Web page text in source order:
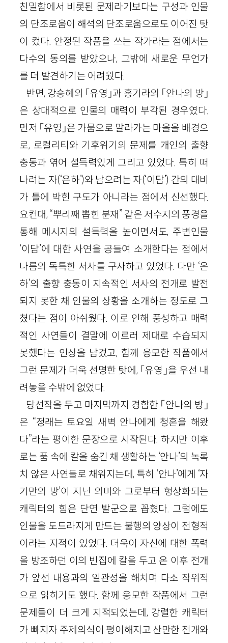
친밀함에서 비롯된 문제라기보다는 구성과 인물
의 단조로움이 해석의 단조로움으로도 이어진 탓
이 컸다. 안정된 작품을 쓰는 작가라는 점에서는
다수의 동의를 받았으나, 그밖에 새로운 무언가
를 더 발견하기는 어려웠다.
반면, 강승혜의 「유영」과 홍기라의 「안나의 방」
은 상대적으로 인물의 매력이 부각된 경우였다.
먼저 「유영」은 가뭄으로 말라가는 마을을 배경으
로, 로컬리티와 기후위기의 문제를 개인의 출향
충동과 엮어 설득력있게 그리고 있었다. 특히 떠
나려는 자(‘은하’)와 남으려는 자(‘이담’) 간의 대비
가 틀에 박힌 구도가 아니라는 점에서 신선했다.
요컨대, “뿌리째 뽑힌 분재” 같은 저수지의 풍경을
통해 메시지의 설득력을 높이면서도, 주변인물
‘이담’에 대한 사연을 공들여 소개한다는 점에서
나름의 독특한 서사를 구사하고 있었다. 다만 ‘은
하’의 출향 충동이 지속적인 서사의 전개로 발전
되지 못한 채 인물의 상황을 소개하는 정도로 그
쳤다는 점이 아쉬웠다. 이로 인해 풍성하고 매력
적인 사연들이 결말에 이르러 제대로 수습되지
못했다는 인상을 남겼고, 함께 응모한 작품에서
그런 문제가 더욱 선명한 탓에, 「유영」을 우선 내
려놓을 수밖에 없었다.
당선작을 두고 마지막까지 경합한 「안나의 방」
은 “정래는 토요일 새벽 안나에게 청혼을 해왔
다”라는 평이한 문장으로 시작된다. 하지만 이후
로는 품 속에 칼을 숨긴 채 생활하는 ‘안나’의 녹록
치 않은 사연들로 채워지는데, 특히 ‘안나’에게 ‘자
기만의 방’이 지닌 의미와 그로부터 형상화되는
캐릭터의 힘은 단연 발군으로 꼽혔다. 그럼에도
인물을 도드라지게 만드는 불행의 양상이 전형적
이라는 지적이 있었다. 더욱이 자신에 대한 폭력
을 방조하던 이의 빈집에 칼을 두고 온 이후 전개
가 앞선 내용과의 일관성을 해치며 다소 작위적
으로 읽히기도 했다. 함께 응모한 작품에서 그런
문제들이 더 크게 지적되었는데, 강렬한 캐릭터
가 빠지자 주제의식이 평이해지고 산만한 전개와